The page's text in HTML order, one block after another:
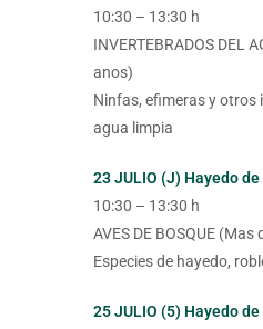
10:30 – 13:30 h
INVERTEBRADOS DEL
anos)
Ninfas, efimeras y otros
agua limpia
23 JULIO (J) Hayedo
10:30 – 13:30 h
AVES DE BOSQUE (Mas
Especies de hayedo,
25 JULIO (5) Hayedo